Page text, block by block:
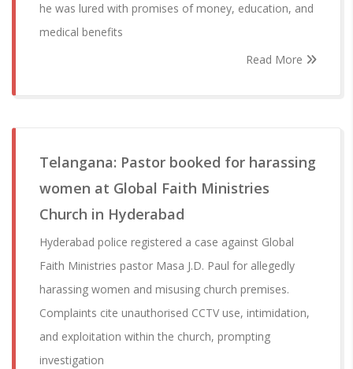
he was lured with promises of money, education, and
medical benefits
Read More
Telangana: Pastor booked for harassing
women at Global Faith Ministries
Church in Hyderabad
Hyderabad police registered a case against Global
Faith Ministries pastor Masa J.D. Paul for allegedly
harassing women and misusing church premises.
Complaints cite unauthorised CCTV use, intimidation,
and exploitation within the church, prompting
investigation